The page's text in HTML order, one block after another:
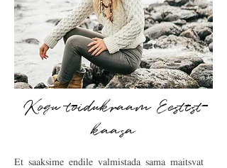
Kogu toidukraam Eestist
kaasa
Et saaksime endile valmistada sama maitsvat